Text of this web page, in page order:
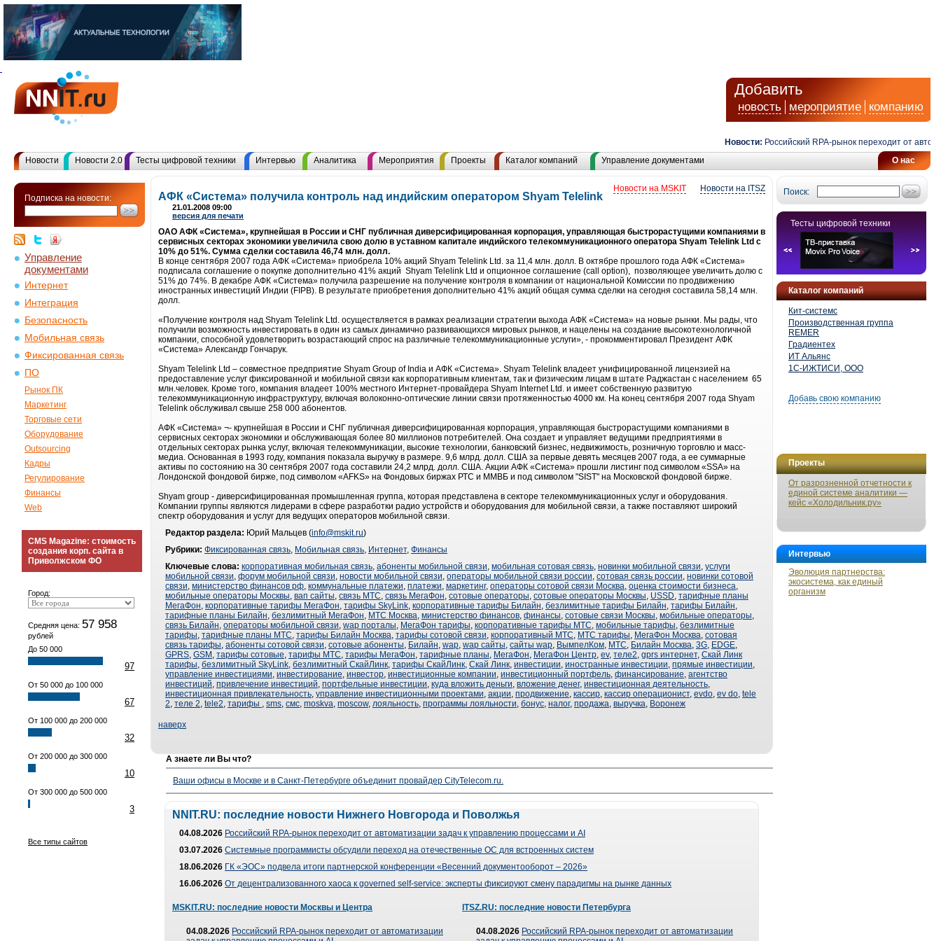
Добавить
новость мероприятие компанию
Новости: Российский RPA-рынок переходит от
О нас
Новости Новости 2.0 Тесты цифровой техники Интервью Аналитика Мероприятия Проекты Каталог компаний Управление документами
Подписка на новости:
Управление
документами
Интернет
Интеграция
Безопасность
Мобильная связь
Фиксированная связь
ПО
Рынок ПК
Маркетинг
Торговые сети
Оборудование
Outsourcing
Кадры
Регулирование
Финансы
Web
CMS Magazine: стоимость
создания корп. сайта в
Приволжском ФО
Город:
Средняя цена: 57 958
рублей
До 50 000
97
От 50 000 до 100 000
67
От 100 000 до 200 000
32
От 200 000 до 300 000
10
От 300 000 до 500 000
3
Все типы сайтов
Поиск:
Тесты цифровой техники
Каталог компаний
Кит-системс
Производственная группа
REMER
Градиентех
ИТ Альянс
1С-ИЖТИСИ, ООО
Добавь свою компанию
Проекты
От разрозненной отчетности к
единой системе аналитики —
кейс «Холодильник.ру»
Интервью
Эволюция партнерства:
экосистема, как единый
организм
Новости на ITSZ
Новости на MSKIT
АФК «Система» получила контроль над индийским оператором Shyam Telelink
21.01.2008 09:00
версия для печати
ОАО АФК «Система», крупнейшая в России и СНГ публичная диверсифицированная корпорация, управляющая быстрорастущими компаниями в
сервисных секторах экономики увеличила свою долю в уставном капитале индийского телекоммуникационного оператора Shyam Telelink Ltd с
10% до 51%. Сумма сделки составила 46,74 млн. долл.
В конце сентября 2007 года АФК «Система» приобрела 10% акций Shyam Telelink Ltd. за 11,4 млн. долл. В октябре прошлого года АФК «Система»
подписала соглашение о покупке дополнительно 41% акций Shyam Telelink Ltd и опционное соглашение (call option), позволяющее увеличить долю с
51% до 74%. В декабре АФК «Система» получила разрешение на получение контроля в компании от национальной Комиссии по продвижению
иностранных инвестиций Индии (FIPB). В результате приобретения дополнительно 41% акций общая сумма сделки на сегодня составила 58,14 млн.
долл.
«Получение контроля над Shyam Telelink Ltd. осуществляется в рамках реализации стратегии выхода АФК «Система» на новые рынки. Мы рады, что
получили возможность инвестировать в один из самых динамично развивающихся мировых рынков, и нацелены на создание высокотехнологичной
компании, способной удовлетворить возрастающий спрос на различные телекоммуникационные услуги», - прокомментировал Президент АФК
«Система» Александр Гончарук.
Shyam Telelink Ltd – совместное предприятие Shyam Group of India и АФК «Система». Shyam Telelink владеет унифицированной лицензией на
предоставление услуг фиксированной и мобильной связи как корпоративным клиентам, так и физическим лицам в штате Раджастан с населением 65
млн.человек. Кроме того, компания владеет 100% местного Интернет-провайдера Shyam Internet Ltd. и имеет собственную развитую
телекоммуникационную инфраструктуру, включая волоконно-оптические линии связи протяженностью 4000 км. На конец сентября 2007 года Shyam
Telelink обслуживал свыше 258 000 абонентов.
АФК «Система» ¬- крупнейшая в России и СНГ публичная диверсифицированная корпорация, управляющая быстрорастущими компаниями в
сервисных секторах экономики и обслуживающая более 80 миллионов потребителей. Она создает и управляет ведущими предприятиями в
отдельных секторах рынка услуг, включая телекоммуникации, высокие технологии, банковский бизнес, недвижимость, розничную торговлю и масс-
медиа. Основанная в 1993 году, компания показала выручку в размере. 9,6 млрд. долл. США за первые девять месяцев 2007 года, а ее суммарные
активы по состоянию на 30 сентября 2007 года составили 24,2 млрд. долл. США. Акции АФК «Система» прошли листинг под символом «SSA» на
Лондонской фондовой бирже, под символом «AFKS» на Фондовых биржах РТС и ММВБ и под символом "SIST" на Московской фондовой бирже.
Shyam group - диверсифицированная промышленная группа, которая представлена в секторе телекоммуникационных услуг и оборудования.
Компании группы являются лидерами в сфере разработки радио устройств и оборудования для мобильной связи, а также поставляют широкий
спектр оборудования и услуг для ведущих операторов мобильной связи.
Редактор раздела: Юрий Мальцев (info@mskit.ru)
Рубрики: Фиксированная связь, Мобильная связь, Интернет, Финансы
Ключевые слова: корпоративная мобильная связь, абоненты мобильной связи, мобильная сотовая связь, новинки мобильной связи, услуги
мобильной связи, форум мобильной связи, новости мобильной связи, операторы мобильной связи россии, сотовая связь россии, новинки сотовой
связи, министерство финансов рф, коммунальные платежи, платежи, маркетинг, операторы сотовой связи Москва, оценка стоимости бизнеса,
мобильные операторы Москвы, вап сайты, связь МТС, связь МегаФон, сотовые операторы, сотовые операторы Москвы, USSD, тарифные планы
МегаФон, корпоративные тарифы МегаФон, тарифы SkyLink, корпоративные тарифы Билайн, безлимитные тарифы Билайн, тарифы Билайн,
тарифные планы Билайн, безлимитный МегаФон, МТС Москва, министерство финансов, финансы, сотовые связи Москвы, мобильные операторы,
связь Билайн, операторы мобильной связи, wap порталы, МегаФон тарифы, корпоративные тарифы МТС, мобильные тарифы, безлимитные
тарифы, тарифные планы МТС, тарифы Билайн Москва, тарифы сотовой связи, корпоративный МТС, МТС тарифы, МегаФон Москва, сотовая
связь тарифы, абоненты сотовой связи, сотовые абоненты, Билайн, wap, wap сайты, сайты wap, ВымпелКом, МТС, Билайн Москва, 3G, EDGE,
GPRS, GSM , тарифы сотовые, тарифы МТС, тарифы МегаФон, тарифные планы, МегаФон, МегаФон Центр, ev, теле2, gprs интернет, Скай Линк
тарифы, безлимитный SkyLink, безлимитный СкайЛинк, тарифы СкайЛинк, Скай Линк, инвестиции, иностранные инвестиции, прямые инвестиции,
управление инвестициями, инвестирование, инвестор, инвестиционные компании, инвестиционный портфель, финансирование, агентство
инвестиций, привлечение инвестиций, портфельные инвестиции, куда вложить деньги, вложение денег, инвестиционная деятельность,
инвестиционная привлекательность, управление инвестиционными проектами, акции, продвижение, кассир, кассир операционист, evdo, ev do, tele
2, теле 2, tele2, тарифы , sms, смс, moskva, moscow, лояльность, программы лояльности, бонус, налог, продажа, выручка, Воронеж
наверх
А знаете ли Вы что?
Ваши офисы в Москве и в Санкт-Петербурге объединит провайдер CityTelecom.ru.
NNIT.RU: последние новости Нижнего Новгорода и Поволжья
04.08.2026 Российский RPA-рынок переходит от автоматизации задач к управлению процессами и AI
03.07.2026 Системные программисты обсудили переход на отечественные ОС для встроенных систем
18.06.2026 ГК «ЭОС» подвела итоги партнерской конференции «Весенний документооборот – 2026»
16.06.2026 От децентрализованного хаоса к governed self-service: эксперты фиксируют смену парадигмы на рынке данных
MSKIT.RU: последние новости Москвы и Центра
04.08.2026 Российский RPA-рынок переходит от автоматизации
ITSZ.RU: последние новости Петербурга
04.08.2026 Российский RPA-рынок переходит от автоматизации